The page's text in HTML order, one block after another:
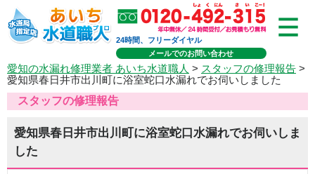
24時間、フリーダイヤル
メールでのお問い合わせ
愛知の水漏れ修理業者 あいち水道職人 > スタッフの修理報告 >
愛知県春日井市出川町に浴室蛇口水漏れでお伺いしました
スタッフの修理報告
愛知県春日井市出川町に浴室蛇口水漏れでお伺いしま
した